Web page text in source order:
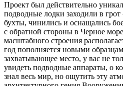
Проект был действительно
подводные лодки заходили в грот
бухты, чинились и оснащались
с обратной стороны в Черное
масштабного строения
год пополняется новыми
захватывающее место, у вас не
увидеть подводные аппараты, о
знал весь мир, но ощутить эту